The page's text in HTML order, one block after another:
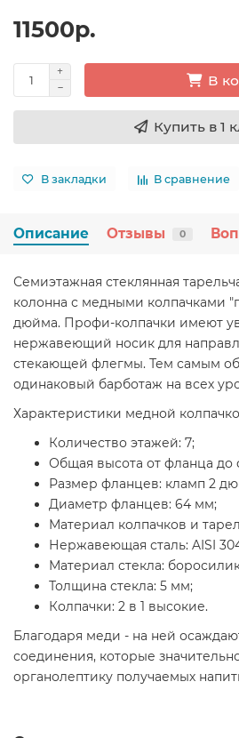
11500р.
В
Купить в 1
В закладки В сравнение
Описание Отзывы 0
Семиэтажная стеклянная
колонна с медными колпачками
дюйма. Профи-колпачки имеют
нержавеющий носик для
стекающей флегмы. Тем самым
одинаковый барботаж на всех
Характеристики медной
Количество этажей: 7;
Общая высота от фланца до
Размер фланцев: кламп 2
Диаметр фланцев: 64 мм;
Материал колпачков и
Нержавеющая сталь: AISI
Материал стекла:
Толщина стекла: 5 мм;
Колпачки: 2 в 1 высокие.
Благодаря меди - на ней
соединения, которые
органолептику получаемых